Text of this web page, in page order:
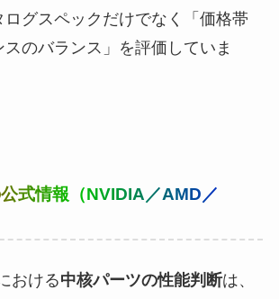
ログスペックだけでなく「価格帯
スのバランス」を評価していま
式情報（NVIDIA／AMD／
おける中核パーツの性能判断は、